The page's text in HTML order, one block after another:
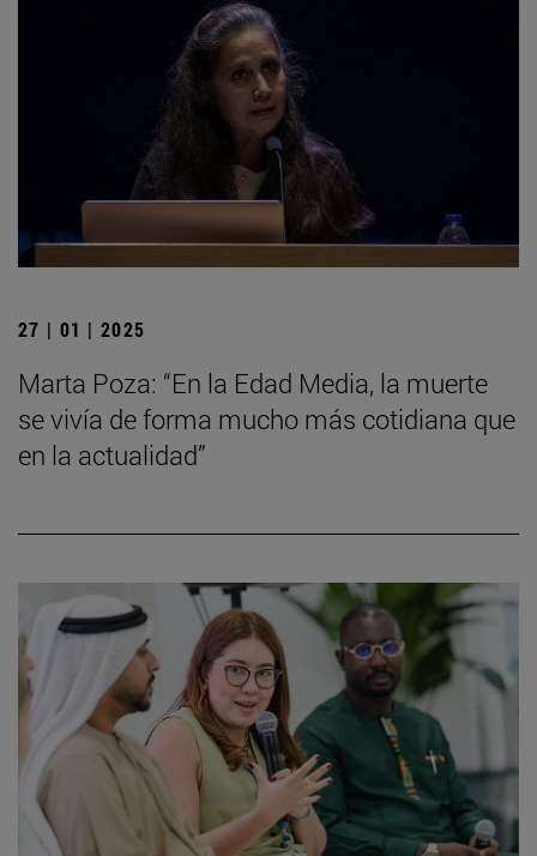
27 | 01 | 2025
Marta Poza: “En la Edad Media, la muerte
se vivía de forma mucho más cotidiana que
en la actualidad”